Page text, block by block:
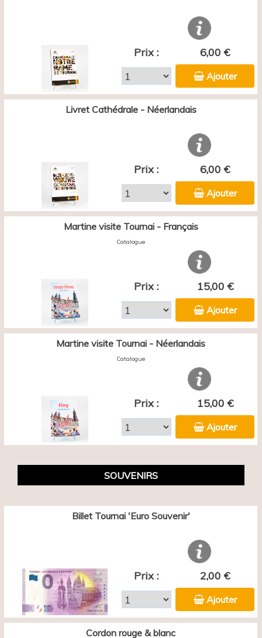
Prix : 6,00 €
Ajouter
Livret Cathédrale - Néerlandais
Prix : 6,00 €
Ajouter
Martine visite Tournai - Français
Catalogue
Prix : 15,00 €
Ajouter
Martine visite Tournai - Néerlandais
Catalogue
Prix : 15,00 €
Ajouter
SOUVENIRS
Billet Tournai 'Euro Souvenir'
Prix : 2,00 €
Ajouter
Cordon rouge & blanc